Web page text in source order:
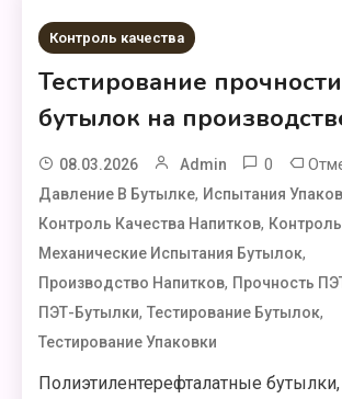
Контроль качества
Тестирование
бутылок на
08.03.2026 Admin 0
Давление В Бутылке, Испытания
Контроль Качества Напитков,
Механические Испытания Бутылок,
Производство Напитков, Прочность
ПЭТ-Бутылки,Тестирование Бутылок,
Тестирование Упаковки
Полиэтилентерефталатные